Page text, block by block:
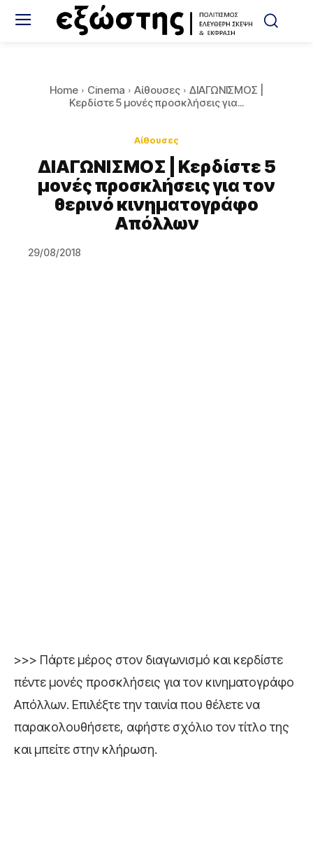
Home Cinema Αίθουσες
ΔΙΑΓΩΝΙΣΜΟΣ |
Κερδίστε 5 μονές προσκλήσεις για...
Αίθουσες
ΔΙΑΓΩΝΙΣΜΟΣ | Κερδίστε 5
μονές προσκλήσεις για τον
θερινό κινηματογράφο
Απόλλων
29/08/2018
>>> Πάρτε μέρος στον διαγωνισμό και κερδίστε
πέντε μονές προσκλήσεις για τον κινηματογράφο
Απόλλων. Επιλέξτε την ταινία που θέλετε να
παρακολουθήσετε, αφήστε σχόλιο τον τίτλο της
και μπείτε στην κλήρωση.